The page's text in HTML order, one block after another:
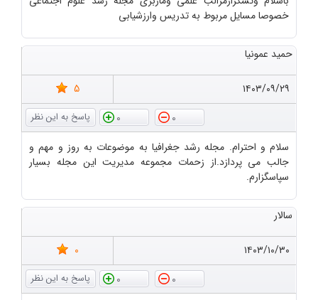
خصوصا مسایل مربوط به تدریس وارزشیابی
حمید عمونیا
۱۴۰۳/۰۹/۲۹
5
0
0
سلام و احترام. مجله رشد جغرافیا به موضوعات به روز و مهم و
جالب می پردازد.از زحمات مجموعه مدیریت این مجله بسیار
سپاسگزارم.
سالار
۱۴۰۳/۱۰/۳۰
0
0
0